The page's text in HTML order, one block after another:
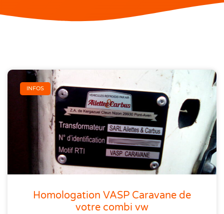
INFOS
Homologation VASP Caravane de
votre combi vw